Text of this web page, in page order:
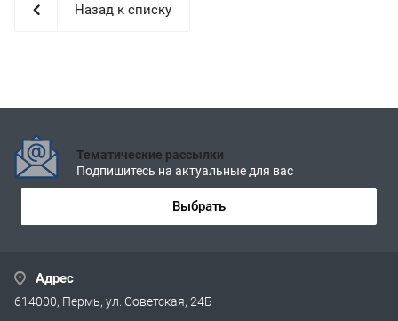
Назад к списку
Тематические рассылки
Подпишитесь на актуальные для вас
Выбрать
Адрес
614000, Пермь, ул. Советская, 24Б